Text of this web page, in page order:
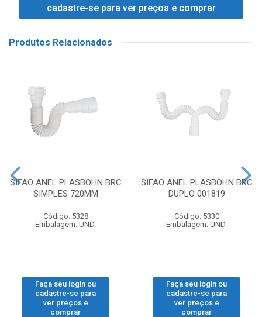
cadastre-se para ver preços e comprar
Produtos Relacionados
SIFAO ANEL PLASBOHN BRC
SIMPLES 720MM
Código: 5328
Embalagem: UND.
Faça seu login ou
cadastre-se para
ver preços e
comprar
SIFAO ANEL PLASBOHN BRC
DUPLO 001819
Código: 5330
Embalagem: UND.
Faça seu login ou
cadastre-se para
ver preços e
comprar